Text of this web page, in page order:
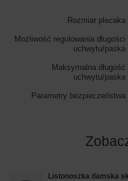
Rozmiar plecaka
Możliwość regulowania długości
uchwytu/paska
Maksymalna długość
uchwytu/paska
Parametry bezpieczeństwa
Listonoszka damska